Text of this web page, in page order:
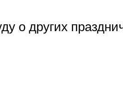
о других